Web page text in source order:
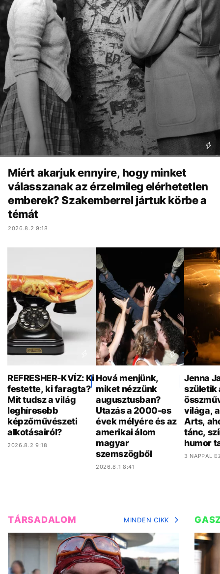
Miért akarjuk ennyire, hogy minket
válasszanak az érzelmileg elérhetetlen
emberek? Szakemberrel jártuk körbe a
témát
2026.8.2 9:18
REFRESHER-KVÍZ: Ki
festette, ki faragta?
Mit tudsz a világ
leghíresebb
képzőművészeti
alkotásairól?
2026.8.2 9:18
Hová menjünk,
miket nézzünk
augusztusban?
Utazás a 2000-es
évek mélyére és az
amerikai álom
magyar
szemszögből
2026.8.1 8:41
Jenna
születik
világa,
Arts,
tánc,
humor
3 NAPPAL
TÁRSADALOM MINDEN CIKK